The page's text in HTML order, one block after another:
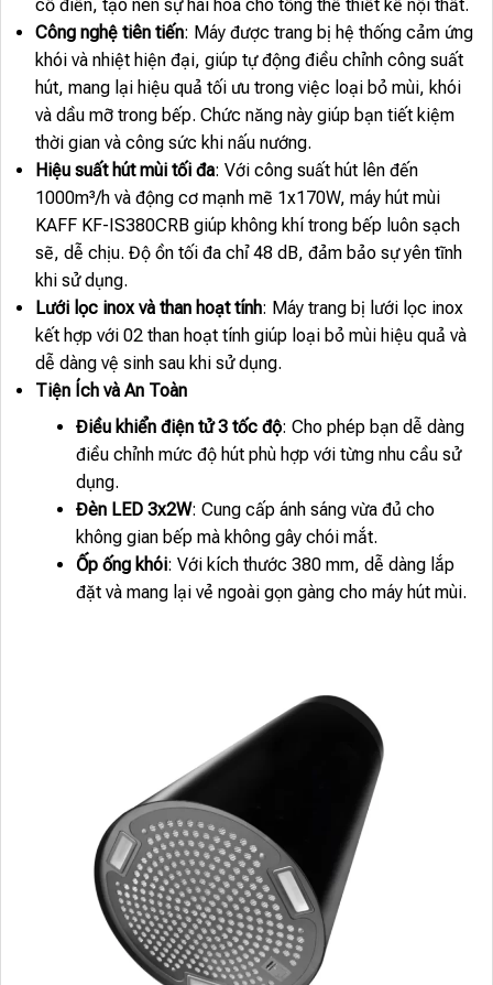
cổ điển, tạo nên sự hài hòa cho tổng thể thiết kế nội thất.
Công nghệ tiên tiến: Máy được trang bị hệ thống cảm ứng
khói và nhiệt hiện đại, giúp tự động điều chỉnh công suất
hút, mang lại hiệu quả tối ưu trong việc loại bỏ mùi, khói
và dầu mỡ trong bếp. Chức năng này giúp bạn tiết kiệm
thời gian và công sức khi nấu nướng.
Hiệu suất hút mùi tối đa: Với công suất hút lên đến
1000m³/h và động cơ mạnh mẽ 1x170W, máy hút mùi
KAFF KF-IS380CRB giúp không khí trong bếp luôn sạch
sẽ, dễ chịu. Độ ồn tối đa chỉ 48 dB, đảm bảo sự yên tĩnh
khi sử dụng.
Lưới lọc inox và than hoạt tính: Máy trang bị lưới lọc inox
kết hợp với 02 than hoạt tính giúp loại bỏ mùi hiệu quả và
dễ dàng vệ sinh sau khi sử dụng.
Tiện Ích và An Toàn
Điều khiển điện tử 3 tốc độ: Cho phép bạn dễ dàng
điều chỉnh mức độ hút phù hợp với từng nhu cầu sử
dụng.
Đèn LED 3x2W: Cung cấp ánh sáng vừa đủ cho
không gian bếp mà không gây chói mắt.
Ốp ống khói: Với kích thước 380 mm, dễ dàng lắp
đặt và mang lại vẻ ngoài gọn gàng cho máy hút mùi.